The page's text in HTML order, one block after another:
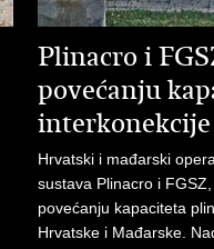
Plinacro i
povećanju
interkonekcije
Hrvatski i mađarski
sustava Plinacro i
povećanju kapaciteta
Hrvatske i Mađarske.